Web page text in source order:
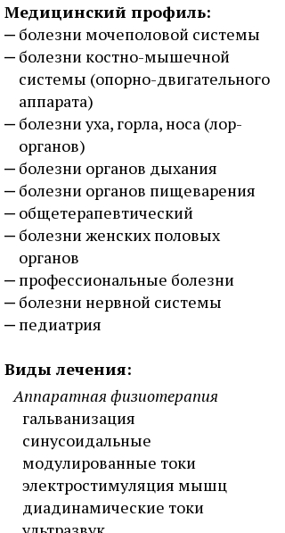
Медицинский профиль:
болезни мочеполовой системы
болезни костно-мышечной
системы (опорно-двигательного
аппарата)
болезни уха, горла, носа (лор-
органов)
болезни органов дыхания
болезни органов пищеварения
общетерапевтический
болезни женских половых
органов
профессиональные болезни
болезни нервной системы
педиатрия
Виды лечения:
Аппаратная физиотерапия
гальванизация
синусоидальные
модулированные токи
электростимуляция мышц
диадинамические токи